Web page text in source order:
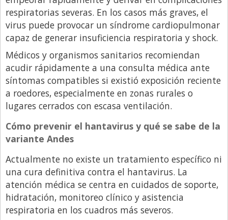
respiratorias severas. En los casos más graves, el
virus puede provocar un síndrome cardiopulmonar
capaz de generar insuficiencia respiratoria y shock.
Médicos y organismos sanitarios recomiendan
acudir rápidamente a una consulta médica ante
síntomas compatibles si existió exposición reciente
a roedores, especialmente en zonas rurales o
lugares cerrados con escasa ventilación.
Cómo prevenir el hantavirus y qué se sabe de la
variante Andes
Actualmente no existe un tratamiento específico ni
una cura definitiva contra el hantavirus. La
atención médica se centra en cuidados de soporte,
hidratación, monitoreo clínico y asistencia
respiratoria en los cuadros más severos.